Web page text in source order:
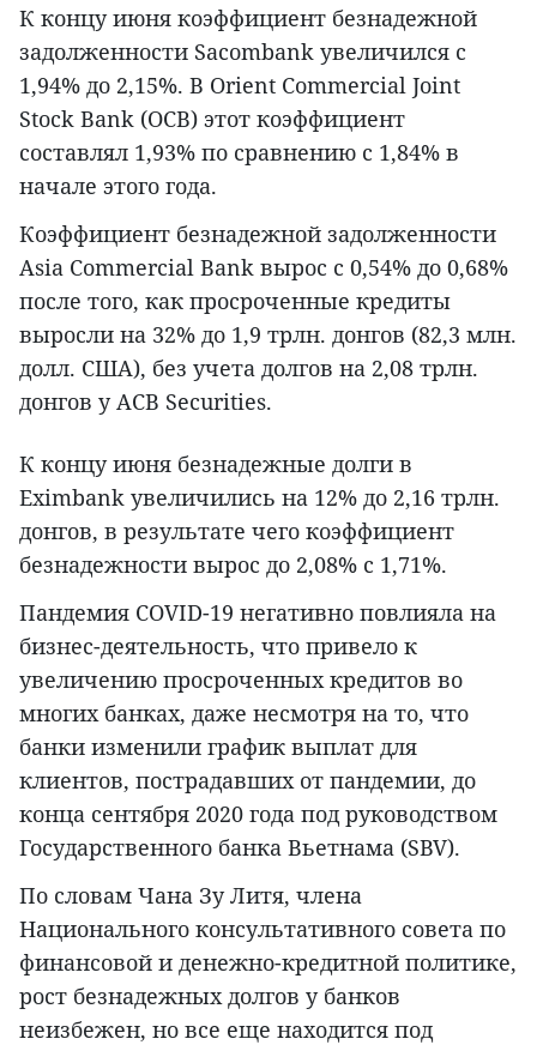
К концу июня коэффициент безнадежной
задолженности Sacombank увеличился с
1,94% до 2,15%. В Orient Commercial Joint
Stock Bank (OCB) этот коэффициент
составлял 1,93% по сравнению с 1,84% в
начале этого года.
Коэффициент безнадежной задолженности
Asia Commercial Bank вырос с 0,54% до 0,68%
после того, как просроченные кредиты
выросли на 32% до 1,9 трлн. донгов (82,3 млн.
долл. США), без учета долгов на 2,08 трлн.
донгов у ACB Securities.
К концу июня безнадежные долги в
Eximbank увеличились на 12% до 2,16 трлн.
донгов, в результате чего коэффициент
безнадежности вырос до 2,08% с 1,71%.
Пандемия COVID-19 негативно повлияла на
бизнес-деятельность, что привело к
увеличению просроченных кредитов во
многих банках, даже несмотря на то, что
банки изменили график выплат для
клиентов, пострадавших от пандемии, до
конца сентября 2020 года под руководством
Государственного банка Вьетнама (SBV).
По словам Чана Зу Литя, члена
Национального консультативного совета по
финансовой и денежно-кредитной политике,
рост безнадежных долгов у банков
неизбежен, но все еще находится под